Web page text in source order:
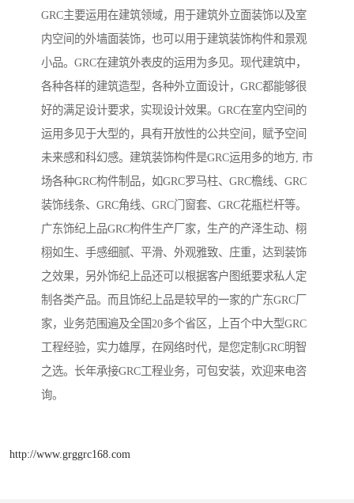
GRC主要运用在建筑领域，用于建筑外立面装饰以及室
内空间的外墙面装饰，也可以用于建筑装饰构件和景观
小品。GRC在建筑外表皮的运用为多见。现代建筑中，
各种各样的建筑造型，各种外立面设计，GRC都能够很
好的满足设计要求，实现设计效果。GRC在室内空间的
运用多见于大型的，具有开放性的公共空间，赋予空间
未来感和科幻感。建筑装饰构件是GRC运用多的地方, 市
场各种GRC构件制品，如GRC罗马柱、GRC檐线、GRC
装饰线条、GRC角线、GRC门窗套、GRC花瓶栏杆等。
广东饰纪上品GRC构件生产厂家，生产的产泽生动、栩
栩如生、手感细腻、平滑、外观雅致、庄重，达到装饰
之效果，另外饰纪上品还可以根据客户图纸要求私人定
制各类产品。而且饰纪上品是较早的一家的广东GRC厂
家，业务范围遍及全国20多个省区，上百个中大型GRC
工程经验，实力雄厚，在网络时代，是您定制GRC明智
之选。长年承接GRC工程业务，可包安装，欢迎来电咨
询。
http://www.grggrc168.com